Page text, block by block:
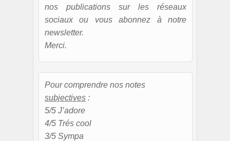
nos publications sur les réseaux
sociaux ou vous abonnez à notre
newsletter.
Merci.
Pour comprendre nos notes
subjectives :
5/5 J’adore
4/5 Trés cool
3/5 Sympa